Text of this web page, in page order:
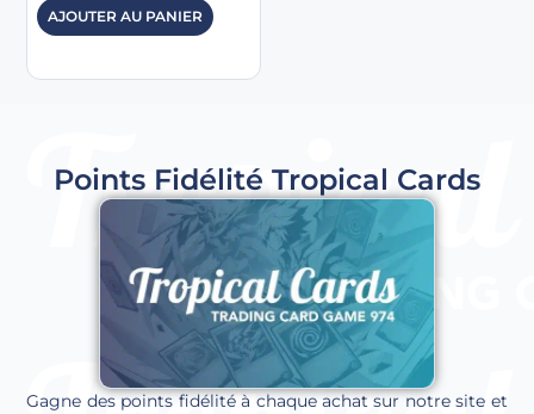
AJOUTER AU PANIER
Points Fidélité Tropical Cards
Gagne des points fidélité à chaque achat sur notre site et